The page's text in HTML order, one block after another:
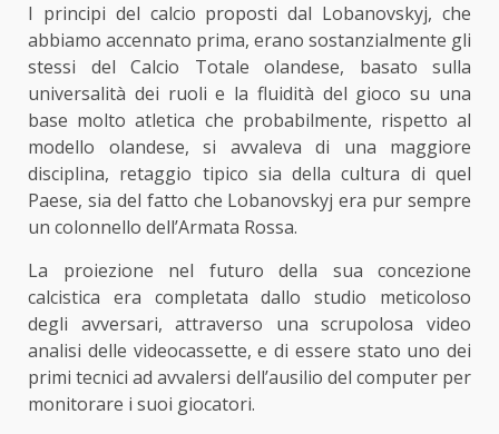
I principi del calcio proposti dal Lobanovskyj, che
abbiamo accennato prima, erano sostanzialmente gli
stessi del Calcio Totale olandese, basato sulla
universalità dei ruoli e la fluidità del gioco su una
base molto atletica che probabilmente, rispetto al
modello olandese, si avvaleva di una maggiore
disciplina, retaggio tipico sia della cultura di quel
Paese, sia del fatto che Lobanovskyj era pur sempre
un colonnello dell’Armata Rossa.
La proiezione nel futuro della sua concezione
calcistica era completata dallo studio meticoloso
degli avversari, attraverso una scrupolosa video
analisi delle videocassette, e di essere stato uno dei
primi tecnici ad avvalersi dell’ausilio del computer per
monitorare i suoi giocatori.